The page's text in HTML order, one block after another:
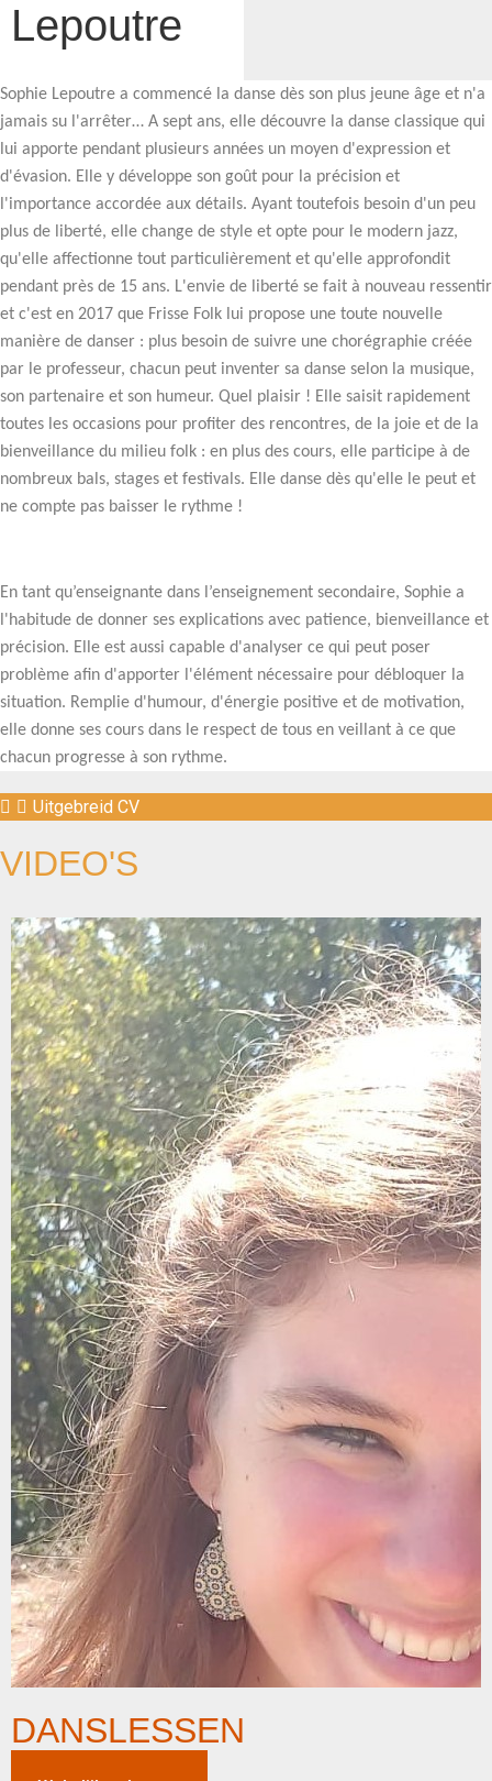
Lepoutre
Sophie Lepoutre a commencé la danse dès son plus jeune âge et n'a
jamais su l'arrêter… A sept ans, elle découvre la danse classique qui
lui apporte pendant plusieurs années un moyen d'expression et
d'évasion. Elle y développe son goût pour la précision et
l'importance accordée aux détails. Ayant toutefois besoin d'un peu
plus de liberté, elle change de style et opte pour le modern jazz,
qu'elle affectionne tout particulièrement et qu'elle approfondit
pendant près de 15 ans. L'envie de liberté se fait à nouveau ressentir
et c'est en 2017 que Frisse Folk lui propose une toute nouvelle
manière de danser : plus besoin de suivre une chorégraphie créée
par le professeur, chacun peut inventer sa danse selon la musique,
son partenaire et son humeur. Quel plaisir ! Elle saisit rapidement
toutes les occasions pour profiter des rencontres, de la joie et de la
bienveillance du milieu folk : en plus des cours, elle participe à de
nombreux bals, stages et festivals. Elle danse dès qu'elle le peut et
ne compte pas baisser le rythme !
En tant qu’enseignante dans l’enseignement secondaire, Sophie a
l'habitude de donner ses explications avec patience, bienveillance et
précision. Elle est aussi capable d'analyser ce qui peut poser
problème afin d'apporter l'élément nécessaire pour débloquer la
situation. Remplie d'humour, d'énergie positive et de motivation,
elle donne ses cours dans le respect de tous en veillant à ce que
chacun progresse à son rythme.
Uitgebreid CV
VIDEO'S
DANSLESSEN